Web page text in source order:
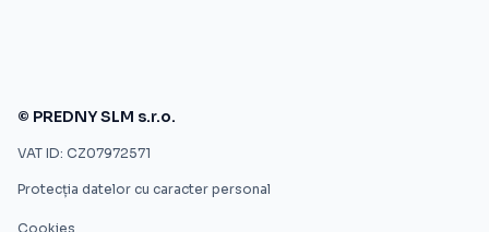
© PREDNY SLM s.r.o.
VAT ID: CZ07972571
Protecția datelor cu caracter personal
Cookies